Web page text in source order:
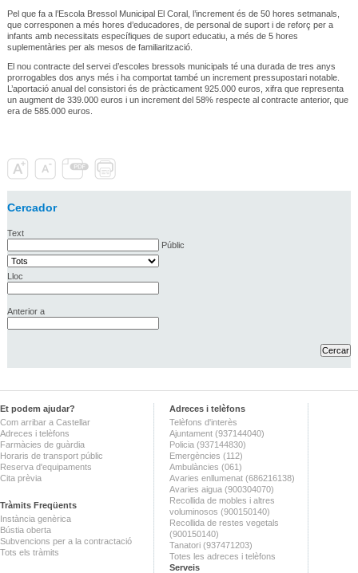
Pel que fa a l’Escola Bressol Municipal El Coral, l’increment és de 50 hores setmanals,
que corresponen a més hores d’educadores, de personal de suport i de reforç per a
infants amb necessitats específiques de suport educatiu, a més de 5 hores
suplementàries per als mesos de familiarització.
El nou contracte del servei d’escoles bressols municipals té una durada de tres anys
prorrogables dos anys més i ha comportat també un increment pressupostari notable.
L’aportació anual del consistori és de pràcticament 925.000 euros, xifra que representa
un augment de 339.000 euros i un increment del 58% respecte al contracte anterior, que
era de 585.000 euros.
Cercador
Text
Públic
Lloc
Anterior a
Et podem ajudar?
Com arribar a Castellar
Adreces i telèfons
Farmàcies de guàrdia
Horaris de transport públic
Reserva d'equipaments
Cita prèvia
Tràmits Freqüents
Instància genèrica
Bústia oberta
Subvencions per a la contractació
Tots els tràmits
Adreces i telèfons
Telèfons d'interès
Ajuntament (937144040)
Policia (937144830)
Emergències (112)
Ambulàncies (061)
Avaries enllumenat (686216138)
Avaries aigua (900304070)
Recollida de mobles i altres
voluminosos (900150140)
Recollida de restes vegetals
(900150140)
Tanatori (937471203)
Totes les adreces i telèfons
Serveis